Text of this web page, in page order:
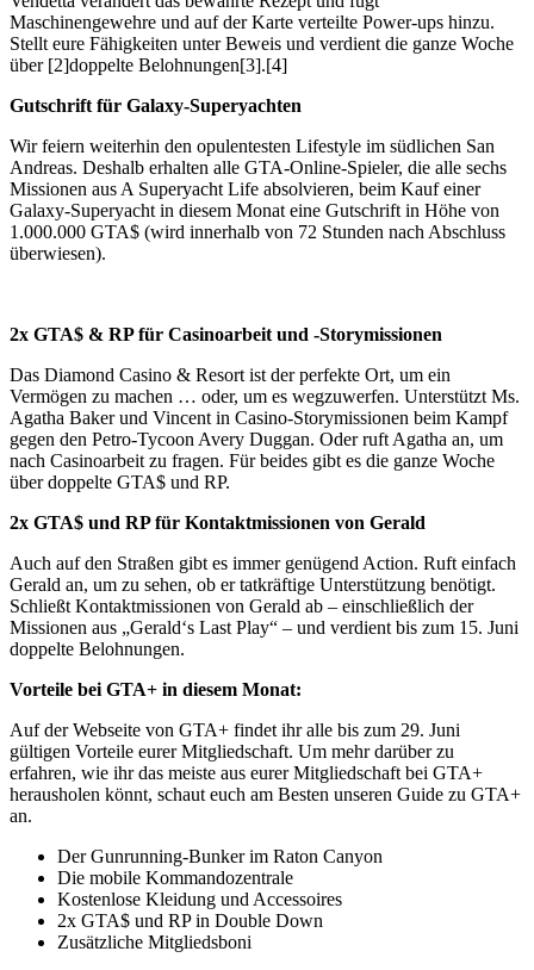
Maschinengewehre und auf der Karte verteilte Power-ups hinzu.
Stellt eure Fähigkeiten unter Beweis und verdient die ganze Woche
über [2]doppelte Belohnungen[3].[4]
Gutschrift für Galaxy-Superyachten
Wir feiern weiterhin den opulentesten Lifestyle im südlichen San
Andreas. Deshalb erhalten alle GTA-Online-Spieler, die alle sechs
Missionen aus A Superyacht Life absolvieren, beim Kauf einer
Galaxy-Superyacht in diesem Monat eine Gutschrift in Höhe von
1.000.000 GTA$ (wird innerhalb von 72 Stunden nach Abschluss
überwiesen).
2x GTA$ & RP für Casinoarbeit und -Storymissionen
Das Diamond Casino & Resort ist der perfekte Ort, um ein
Vermögen zu machen … oder, um es wegzuwerfen. Unterstützt Ms.
Agatha Baker und Vincent in Casino-Storymissionen beim Kampf
gegen den Petro-Tycoon Avery Duggan. Oder ruft Agatha an, um
nach Casinoarbeit zu fragen. Für beides gibt es die ganze Woche
über doppelte GTA$ und RP.
2x GTA$ und RP für Kontaktmissionen von Gerald
Auch auf den Straßen gibt es immer genügend Action. Ruft einfach
Gerald an, um zu sehen, ob er tatkräftige Unterstützung benötigt.
Schließt Kontaktmissionen von Gerald ab – einschließlich der
Missionen aus „Gerald‘s Last Play“ – und verdient bis zum 15. Juni
doppelte Belohnungen.
Vorteile bei GTA+ in diesem Monat:
Auf der Webseite von GTA+ findet ihr alle bis zum 29. Juni
gültigen Vorteile eurer Mitgliedschaft. Um mehr darüber zu
erfahren, wie ihr das meiste aus eurer Mitgliedschaft bei GTA+
herausholen könnt, schaut euch am Besten unseren Guide zu GTA+
an.
Der Gunrunning-Bunker im Raton Canyon
Die mobile Kommandozentrale
Kostenlose Kleidung und Accessoires
2x GTA$ und RP in Double Down
Zusätzliche Mitgliedsboni